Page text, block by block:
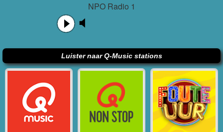
NPO Radio 1
Luister naar Q-Music stations